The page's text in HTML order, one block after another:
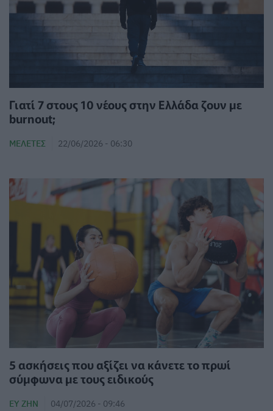
Γιατί 7 στους 10 νέους στην Ελλάδα ζουν με
burnout;
ΜΕΛΈΤΕΣ 22/06/2026 - 06:30
5 ασκήσεις που αξίζει να κάνετε το πρωί
σύμφωνα με τους ειδικούς
ΕΥ ΖΗΝ 04/07/2026 - 09:46